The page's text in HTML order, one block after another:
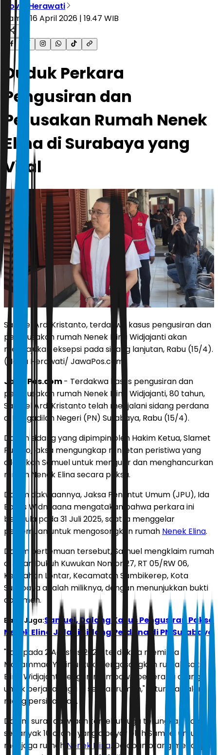
Novia Herawati
Kamis, 16 April 2026 | 19.47 WIB
Duduk Perkara
Pengusiran dan
Perusakan Rumah Nenek
Elina di Surabaya yang
Viral
Samuel Ardi Kristanto, terdakwa kasus pengusiran dan
pengrusakan rumah Nenek Elina Widjajanti akan
mengajukan eksepsi pada sidang lanjutan, Rabu (15/4).
(Novia Herawati/ JawaPos.com)
JawaPos.com- Terdakwa kasus pengusiran dan
pengrusakan rumah Nenek Elina Widjajanti, 80 tahun,
Samuel Ardi Kristanto telah menjalani sidang perdana
di Pengadilan Negeri (PN) Surabaya, Rabu (15/4).
Dalam sidang yang dipimpin oleh Hakim Ketua, Slamet
Pujiono, jaksa mengungkap rentetan peristiwa yang
dilakukan Samuel untuk mengusir dan menghancurkan
rumah Nenek Elina secara paksa.
Dalam dakwaannya, Jaksa Penuntut Umum (JPU), Ida
Bagus Widnyaana mengatakan bahwa perkara ini
bermula pada 31 Juli 2025, saat ia menggelar
pertemuan untuk mengosongkan rumah Nenek Elina.
Dalam pertemuan tersebut, Samuel mengklaim rumah
di Jalan Dukuh Kuwukan Nomor 27, RT 05/RW 06,
Kelurahan Lontar, Kecamatan Sambikerep, Kota
Surabaya adalah miliknya, dengan menunjukkan bukti
dokumen.
Baca Juga:Samuel, Dalang Kasus Pengusiran Paksa
Nenek Elina Jalani Sidang Perdana di PN Surabaya
"Lalu pada 2 Agustus 2025, terdakwa meminta
Mohammad Yasin untuk mengosongkan rumah saksi
Elina Widjajanti dengan membawa beberapa orang
untuk berjaga-jaga di sekitar rumah," tutur Ida dalam
ruang persidangan.
Dalam surat dakwaan tersebut juga terungkap ada
sebanyak 10 orang yang dibayar oleh Samuel untuk
menjaga rumah Nenek Elina. Delapan orang mendapat